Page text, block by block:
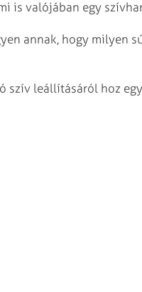
is valójában egy
annak, hogy milyen
szív leállításáról hoz